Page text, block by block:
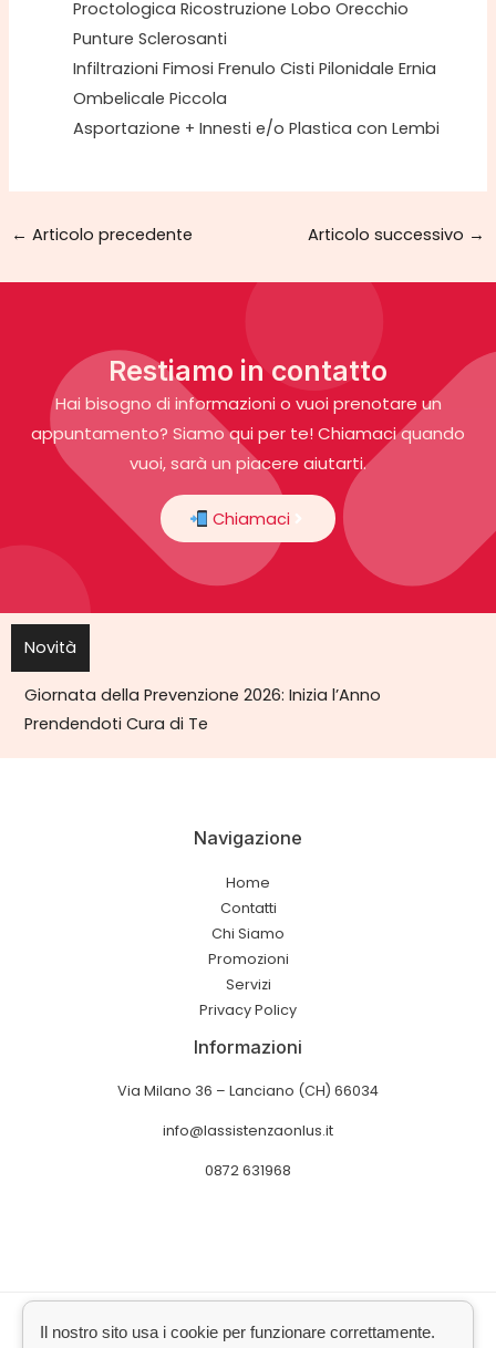
Il nostro sito usa i cookie per funzionare correttamente.
Proctologica Ricostruzione Lobo Orecchio
Punture Sclerosanti
Infiltrazioni Fimosi Frenulo Cisti Pilonidale Ernia
Ombelicale Piccola
Asportazione + Innesti e/o Plastica con Lembi
← Articolo precedente Articolo successivo →
Restiamo in contatto
Hai bisogno di informazioni o vuoi prenotare un
appuntamento? Siamo qui per te! Chiamaci quando
vuoi, sarà un piacere aiutarti.
Chiamaci
Novità
Giornata della Prevenzione 2026: Inizia
Prendendoti Cura di Te
Navigazione
Home
Contatti
Chi Siamo
Promozioni
Servizi
Privacy Policy
Informazioni
Via Milano 36 – Lanciano (CH) 66034
info@lassistenzaonlus.it
0872 631968
Copyright © 2026 L'assistenza Onlus